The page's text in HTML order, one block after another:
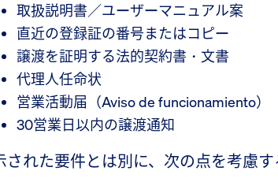
取扱説明書／ユーザーマニュアル案
直近の登録証の番号またはコピー
譲渡を証明する法的契約書・文書
代理人任命状
営業活動届（Aviso de funcionamiento）
30営業日以内の譲渡通知
された要件とは別に、次の点を考慮す